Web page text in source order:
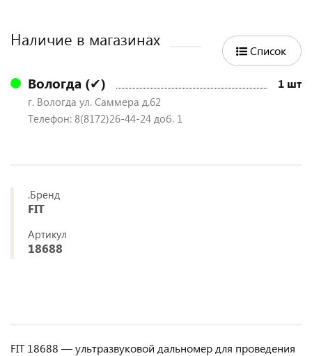
Наличие в магазинах
Список
Вологда (✔) 1 шт
г. Вологда ул. Саммера д.62
Телефон: 8(8172)26-44-24 доб. 1
.Бренд
FIT
Артикул
18688
FIT 18688 — ультразвуковой дальномер для проведения